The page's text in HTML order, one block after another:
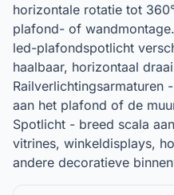
horizontale rotatie tot
plafond- of
led-plafondspotlicht
haalbaar, horizontaal
Railverlichtingsarmaturen
aan het plafond of de
Spotlicht - breed scala
vitrines, winkeldisplays,
andere decoratieve